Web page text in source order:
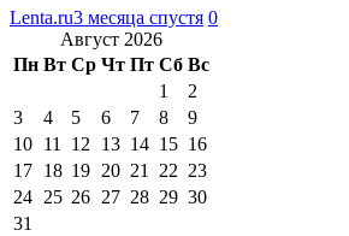
Lenta.ru3 месяца спустя 0
Август 2026
Пн Вт Ср Чт Пт Сб Вс
1
2
3
4 5 6 7 8
9
10 11 12 13 14 15 16
17 18 19 20 21 22 23
24 25 26 27 28 29 30
31